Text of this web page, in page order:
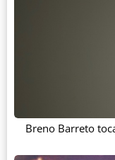
Breno Barreto